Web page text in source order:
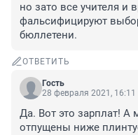
но зато все учителя и
фальсифицируют
бюллетени.
ОТВЕТИТЬ
Гость
28 февраля 2021, 16:11
Да. Вот это зарплат! А
отпущены ниже